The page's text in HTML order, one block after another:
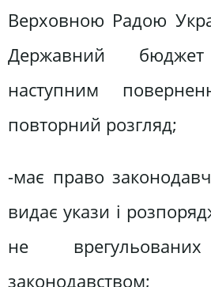
Верховною Радою
Державний
наступним
повторний розгляд;
-має право
видає укази і
не
законодавством;